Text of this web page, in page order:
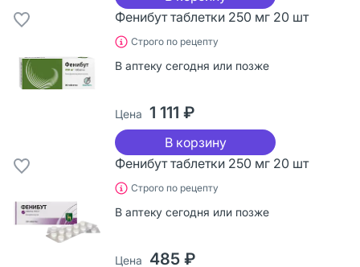
Фенибут таблетки 250 мг 20 шт
Строго по рецепту
В аптеку сегодня или позже
Цена 1 111 ₽
В корзину
Фенибут таблетки 250 мг 20 шт
Строго по рецепту
В аптеку сегодня или позже
Цена 485 ₽